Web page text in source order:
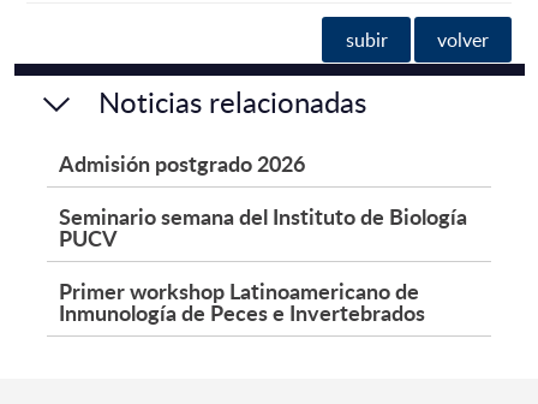
subir volver
Noticias relacionadas
Admisión postgrado 2026
Seminario semana del Instituto de Biología
PUCV
Primer workshop Latinoamericano de
Inmunología de Peces e Invertebrados